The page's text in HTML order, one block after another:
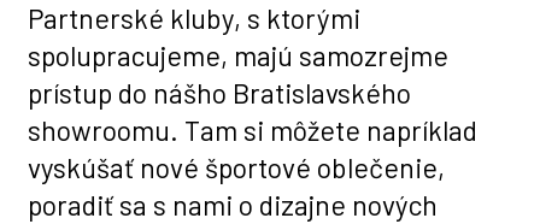
Partnerské kluby, s ktorými
spolupracujeme, majú samozrejme
prístup do nášho Bratislavského
showroomu. Tam si môžete napríklad
vyskúšať nové športové oblečenie,
poradiť sa s nami o dizajne nových